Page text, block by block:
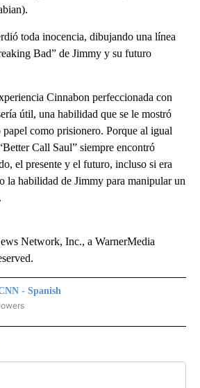
toda inocencia, dibujando una línea
Bad” de Jimmy y su futuro
Cinnabon perfeccionada con
útil, una habilidad que se le mostró
como prisionero. Porque al igual
Call Saul” siempre encontró
el presente y el futuro, incluso si era
la habilidad de Jimmy para manipular un
Network, Inc., a WarnerMedia
- Spanish
- SPANISH" TO RECEIVE NOTIFICATIONS ABOUT